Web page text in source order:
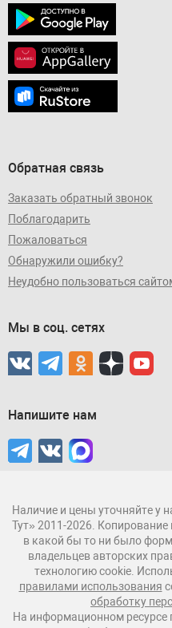
Обратная связь
Заказать обратный звонок
Поблагодарить
Пожаловаться
Обнаружили ошибку?
Неудобно пользоваться
Мы в соц. сетях
Напишите нам
Наличие и цены уточняйте у
Тут» 2011-2026.
в какой бы то ни было
владельцев авторских
технологию cookie.
правилами использования
обработку
На информационном